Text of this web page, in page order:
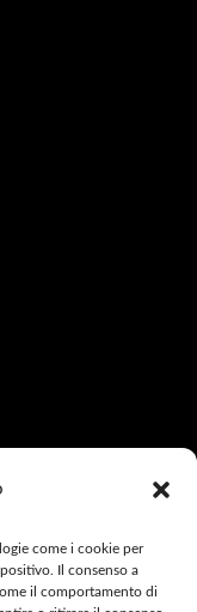
come i cookie per
Il consenso a
il comportamento di